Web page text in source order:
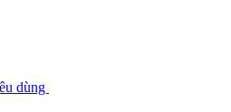
dùng